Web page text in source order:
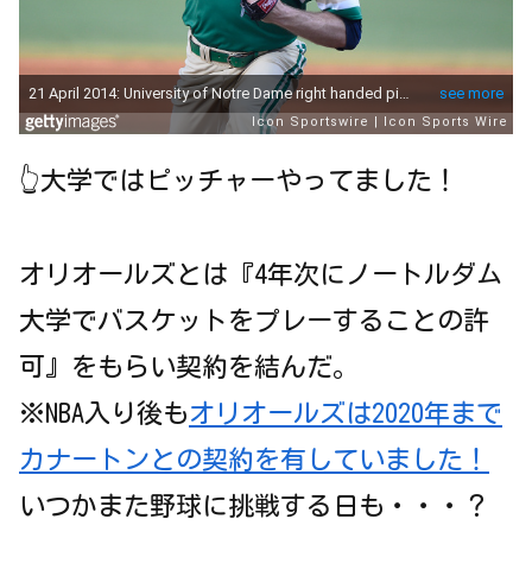
👆大学ではピッチャーやってました！
オリオールズとは『4年次にノートルダム
大学でバスケットをプレーすることの許
可』をもらい契約を結んだ。
※NBA入り後もオリオールズは2020年まで
カナートンとの契約を有していました！
いつかまた野球に挑戦する日も・・・？